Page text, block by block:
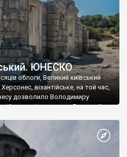
ЮНЕСКО
облоги, Великий київський
візантійське, на той час,
дозволило Володимиру
імператору Василю ІІ, та
став Василем-християнином.
На честь Херсонесу Таврійського